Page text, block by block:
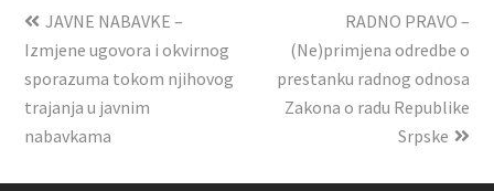
JAVNE NABAVKE –
Izmjene ugovora i okvirnog
sporazuma tokom njihovog
trajanja u javnim
nabavkama
RADNO PRAVO –
(Ne)primjena odredbe o
prestanku radnog odnosa
Zakona o radu Republike
Srpske